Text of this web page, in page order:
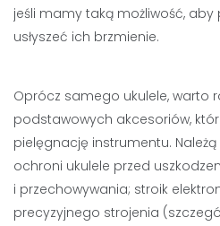
jeśli mamy taką możliwość, aby
usłyszeć ich brzmienie.
Oprócz samego ukulele, warto
podstawowych akcesoriów,
pielęgnację instrumentu.
ochroni ukulele przed
i przechowywania; stroik
precyzyjnego strojenia